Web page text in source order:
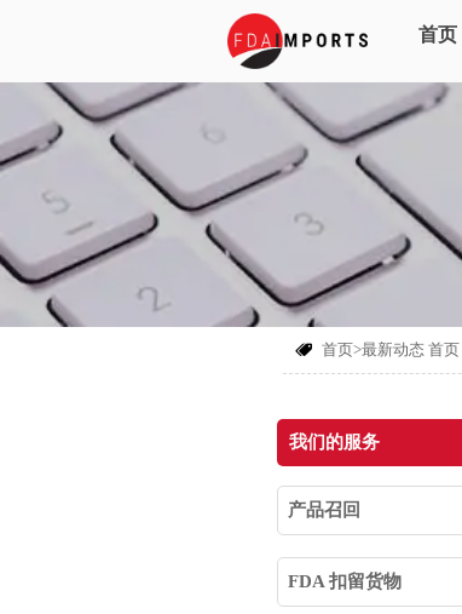
首页
 首页>最新动态 首页
我们的服务
产品召回
FDA 扣留货物